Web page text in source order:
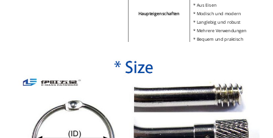
Haupteigenschaften
* Aus Eisen
* Modisch und modern
* Langlebig und robust
* Mehrere Verwendungen
* Bequem und praktisch
Verwendungszweck
Stil
Mode und Moderne
Lieferzeit
5-7 Tage
Verpackung
Verpackung nach Kundenwunsch
T/T, Western Union, Paypal,
Versandarten DHL/UPS/Fedex/TNT und so weiter